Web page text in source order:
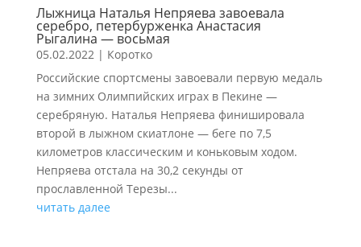
Лыжница Наталья Непряева завоевала
серебро, петербурженка Анастасия
Рыгалина — восьмая
05.02.2022| Коротко
Российские спортсмены завоевали первую медаль
на зимних Олимпийских играх в Пекине —
серебряную. Наталья Непряева финишировала
второй в лыжном скиатлоне — беге по 7,5
километров классическим и коньковым ходом.
Непряева отстала на 30,2 секунды от
прославленной Терезы...
читать далее